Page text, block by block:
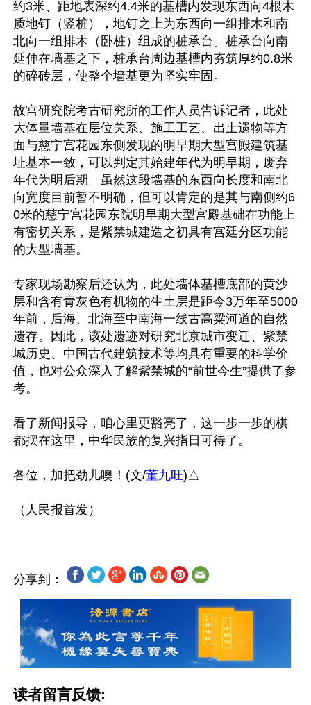
约3米、距地表深约4.4米的基槽内发现东西向4根木
质地钉（竖桩），地钉之上为东西向一组排木和南
北向一组排木（卧桩）组成的桩承台。桩承台向南
延伸在墙基之下，桩承台周边基槽内夯筑厚约0.8米
的碎砖层，使整个墙基更为坚实牢固。
故宫研究院考古研究所的工作人员告诉记者，此处
大体量墙基在层位关系、施工工艺、出土遗物等方
面与慈宁宫花园东侧发现的明早期大型宫殿建筑基
址基本一致，可以判定其始建年代为明早期，废弃
年代为明后期。虽然这段墙基的东西向长度和南北
向宽度目前暂不明确，但可以肯定的是其与南侧约6
0米的慈宁宫花园东院明早期大型宫殿基础在功能上
有密切关系，是紫禁城建造之初具有宫廷分区功能
的大型墙基。
专家现场勘察后还认为，此处墙体基槽底部的黄沙
层和含有青灰色有机物的生土层是距今3万年至5000
年前，后海、北海至中南海一线古高粱河道的自然
遗存。因此，该处遗迹对研究北京城市变迁、紫禁
城历史、中国古代建筑技术等均具有重要的科学价
值，也对公众深入了解紫禁城的“前世今生”提供了参
考。
看了新闻报导，咱心里更豁亮了，这一步一步的棋
都摆在这里，中华民族的复兴指日可待了。
各位，加把劲儿噢！(文/董九旺)△
分享到：
读者留言反馈: